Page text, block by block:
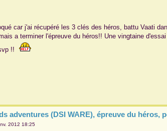
car j'ai récupéré les 3 clés des héros, battu Vaati
a terminer l'épreuve du héros!! Une vingtaine
!!
adventures (DSI WARE), épreuve du héros,
2012 18:25